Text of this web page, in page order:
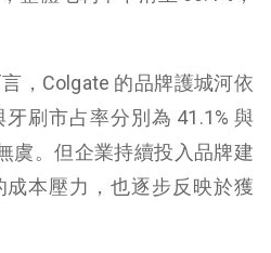
，Colgate 的品牌護城河依
刷市占率分別為 41.1% 與
虞。但企業持續投入品牌建
本壓力，也逐步反映於獲